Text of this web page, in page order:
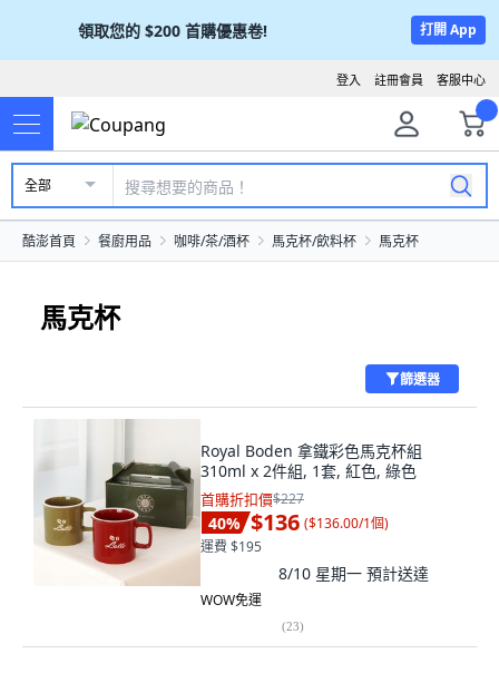
領取您的 $200 首購優惠卷! 打開 App
客服中心
註冊會員
登入
全部
酷澎首頁 餐廚用品 咖啡/茶/酒杯 馬克杯/飲料杯 馬克杯
馬克杯
篩選器
Royal Boden 拿鐵彩色馬克杯組
310ml x 2件組, 1套, 紅色, 綠色
首購折扣價$227
40% $136 ($136.00/1個)
運費 $195
8/10 星期一 預計送達
WOW免運
(23)